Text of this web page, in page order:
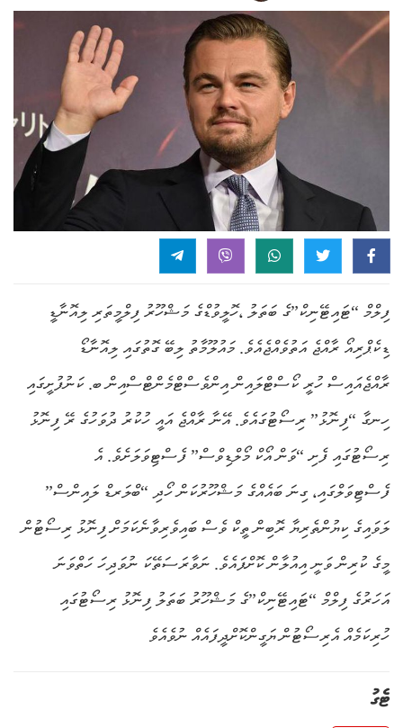
ފިލްމް “ޓައިޓޭނިކް”ގެ ބަތަލު ،ހޮލީވުޑްގެ މަޝްހޫރު ފިލްމީތަރި ލިއޮނާޑީ
ޑިކެޕްރިއޯ ރާއްޖެ އަތުވެއްޖެއެވެ. މައުލޫމާތު ލިބޭ ގޮތުގައި ލިއޮނާޑޯ
ރާއްޖެއައިސް ހުރީ ކޯސްޓްލައިން އިންވެސްޓްމެންޓްސްއިން ބ. ކަނުފުށީގައި
ހިނގާ “ފިނޮޅު” ރިސޯޓުގައެވެ. އޭނާ ރާއްޖެ އައީ ހުކުރު ދުވަހުގެ ރޭ ފިނޮޅު
ރިސޯޓުގައި ފެށި “ވަން އޯކް މޯލްޑިވްސް” ފެސްޓިވަލަށެވެ. އެ
ފެސްޓިވަލްގައި، ގިނަ ބައެއްގެ މަޝްހޫރުކަން ހޯދި “ބްލަރޑް ލައިންސް”
ލަވައިގެ ކިޔުންތެރިޔާ ރޮބިން ތީކް ވެސް ބައިވެރިވާނެކަމަށް ފިނޮޅު ރިސޯޓުން
މީގެ ކުރިން ވަނީ އިއުލާން ކޮށްފައެވެ. ނަވާރަސަތޭކަ ނުވަދިހަ ހަތްވަނަ
އަހަރުގެ ފިލްމް “ޓައިޓޭނިކް”ގެ މަޝްހޫރު ބަތަލު ފިނޮޅު ރިސޯޓުގައި
ހުރިކަމެއް އެރިސޯޓުން ޔަގީންކޮށްދީފައެއް ނުވެއެވެ
ޓެގު